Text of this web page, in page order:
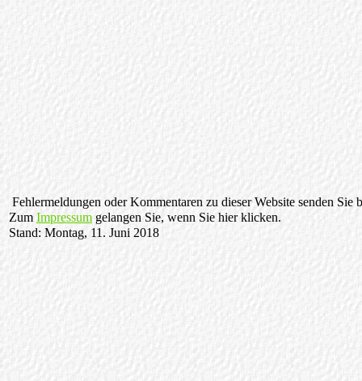
Fehlermeldungen oder Kommentaren zu dieser Website senden Sie
Zum Impressum gelangen Sie, wenn Sie hier klicken.
Stand: Montag, 11. Juni 2018